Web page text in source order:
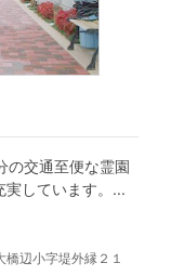
の交通至便な霊園
実しています。...
辺小字堤外縁２１